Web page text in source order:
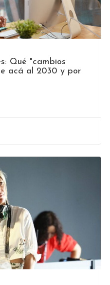
Qué "cambios
acá al 2030 y por